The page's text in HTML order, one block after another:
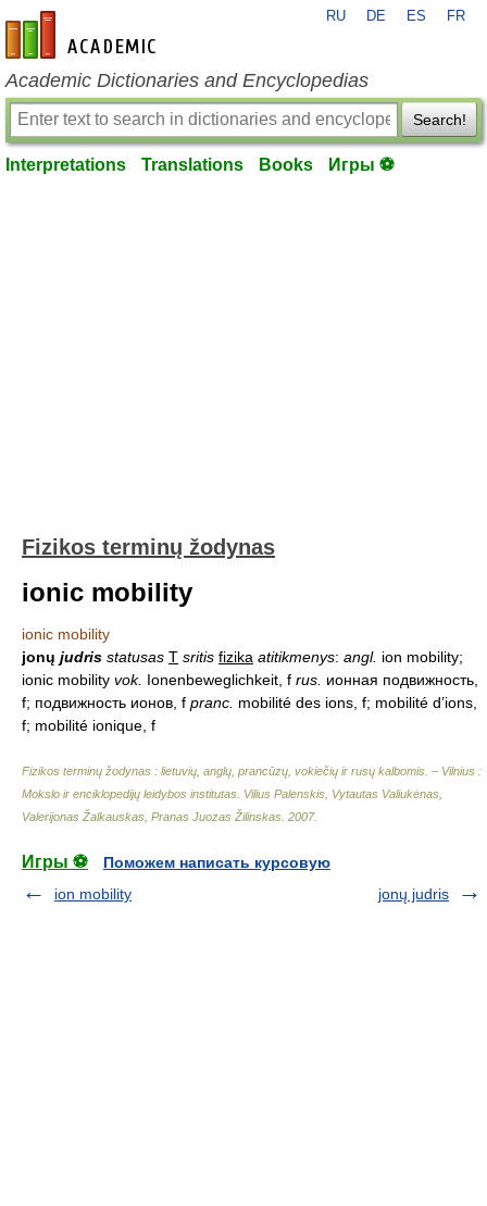
en-academic.com
RU DE ES FR
Academic Dictionaries and Encyclopedias
Search!
Interpretations Translations Books Игры ⚽
Fizikos terminų žodynas
ionic mobility
ionic mobility
jonų judris statusas T sritis fizika atitikmenys: angl. ion mobility;
ionic mobility vok. Ionenbeweglichkeit, f rus. ионная подвижность,
f; подвижность ионов, f pranc. mobilité des ions, f; mobilité d’ions,
f; mobilité ionique, f
Fizikos terminų žodynas : lietuvių, anglų, prancūzų, vokiečių ir rusų kalbomis. – Vilnius :
Mokslo ir enciklopedijų leidybos institutas Vilius Palenskis, Vytautas Valiukėnas,
Valerijonas Žalkauskas, Pranas Juozas Žilinskas 2007.
Игры ⚽
Поможем написать курсовую
ion mobility
jonų judris